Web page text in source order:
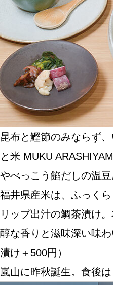
京
私
今
京
昆布と鰹節のみならず
と米 MUKU
やべっこう餡だしの温
福井県産米は、ふっく
リップ出汁の鯛茶漬け
醇な香りと滋味深い味
漬け＋500円）
嵐山に昨秋誕生。食後